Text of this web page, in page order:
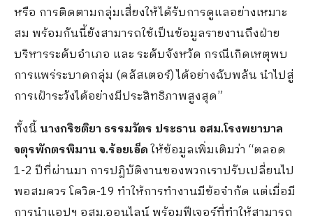
หรือ การติดตามกลุ่มเสี่ยงให้ได้รับการดูแลอย่างเหมาะ
สม พร้อมกันนี้ยังสามารถใช้เป็นข้อมูลรายงานถึงฝ่าย
บริหารระดับอำเภอ และ ระดับจังหวัด กรณีเกิดเหตุพบ
การแพร่ระบาดกลุ่ม (คลัสเตอร์) ได้อย่างฉับพลัน นำไปสู่
การเฝ้าระวังได้อย่างมีประสิทธิภาพสูงสุด”
ทั้งนี้ นางกริชติยา ธรรมวัตร ประธาน อสม.โรงพยาบาล
จตุรพักตรพิมาน จ.ร้อยเอ็ดให้ข้อมูลเพิ่มเติมว่า “ตลอด
1-2 ปีที่ผ่านมา การปฏิบัติงานของพวกเราปรับเปลี่ยนไป
พอสมควร โควิด-19 ทำให้การทำงานมีข้อจำกัด แต่เมื่อมี
การนำแอปฯ อสม.ออนไลน์ พร้อมฟีเจอร์ที่ทำให้สามารถ